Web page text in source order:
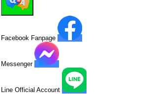
Facebook Fanpage
Messenger
Line Official Account